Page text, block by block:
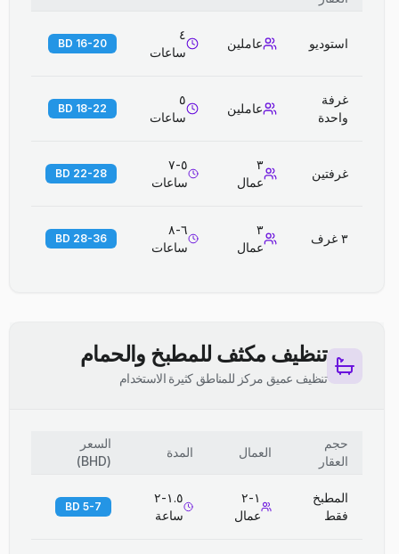
استوديو عاملين
٤
ساعات
16-20 BD
غرفة
واحدة
عاملين
٥
ساعات
18-22 BD
غرفتين
٣
عمال
٥-٧
ساعات
22-28 BD
٣ غرف
٣
عمال
٦-٨
ساعات
28-36 BD
تنظيف مكثف للمطبخ والحمام
تنظيف عميق مركز للمناطق كثيرة الاستخدام
حجم
العقار
العمال المدة
السعر
(
BHD
)
المطبخ
فقط
١-٢
عمال
١.٥-٢
ساعة
5-7 BD